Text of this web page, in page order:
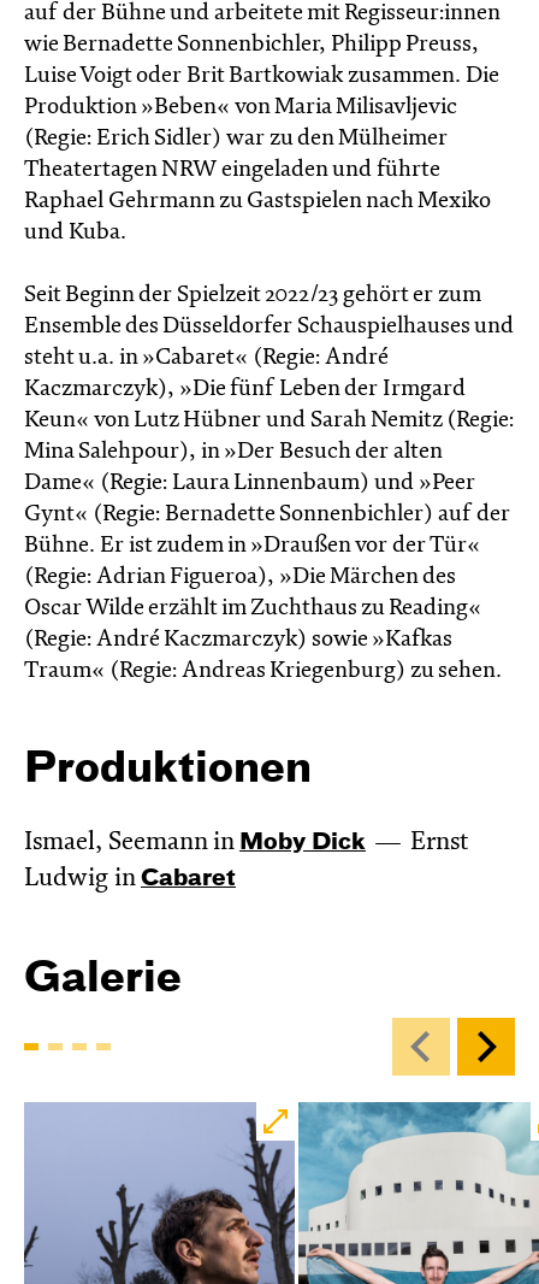
auf der Bühne und arbeitete mit Regisseur:innen
wie Bernadette Sonnenbichler, Philipp Preuss,
Luise Voigt oder Brit Bartkowiak zusammen. Die
Produktion »Beben« von Maria Milisavljevic
(Regie: Erich Sidler) war zu den Mülheimer
Theatertagen NRW eingeladen und führte
Raphael Gehrmann zu Gastspielen nach Mexiko
und Kuba.
Seit Beginn der Spielzeit 2022/23 gehört er zum
Ensemble des Düsseldorfer Schauspielhauses und
steht u.a. in »Cabaret« (Regie: André
Kaczmarczyk), »Die fünf Leben der Irmgard
Keun« von Lutz Hübner und Sarah Nemitz (Regie:
Mina Salehpour), in »Der Besuch der alten
Dame« (Regie: Laura Linnenbaum) und »Peer
Gynt« (Regie: Bernadette Sonnenbichler) auf der
Bühne. Er ist zudem in »Draußen vor der Tür«
(Regie: Adrian Figueroa), »Die Märchen des
Oscar Wilde erzählt im Zucht­haus zu Reading«
(Regie: André Kacz­marc­zyk) sowie »Kafkas
Traum« (Regie: Andreas Kriegenburg) zu sehen.
Produktionen
Ismael, Seemann in Moby Dick
Ernst
Ludwig in Cabaret
Galerie